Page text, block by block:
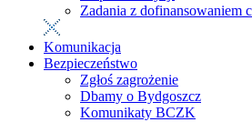
Zadania z dofinansowaniem
Komunikacja
Bezpieczeństwo
Zgłoś zagrożenie
Dbamy o Bydgoszcz
Komunikaty BCZK